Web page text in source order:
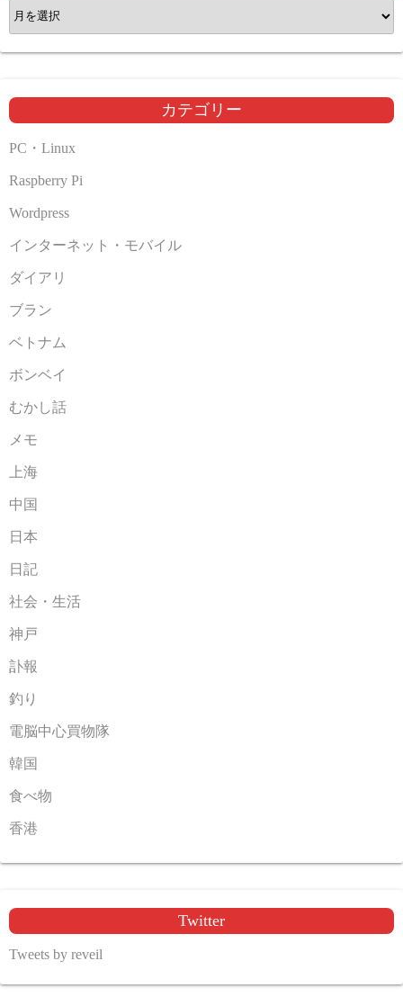
ア
ー
カ
ブ
カテゴリー
PC・Linux
Raspberry Pi
Wordpress
インターネット・モバイル
ダイアリ
ブラン
ベトナム
ボンベイ
むかし話
メモ
上海
中国
日本
日記
社会・生活
神戸
訃報
釣り
電脳中心買物隊
韓国
食べ物
香港
Twitter
Tweets by reveil